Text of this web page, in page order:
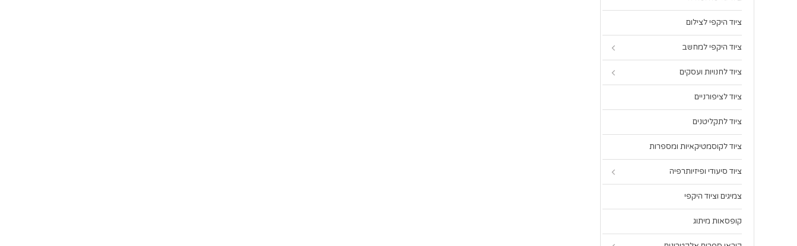
ציוד היקפי לצילום
ציוד היקפי למחשב
ציוד לחנויות ועסקים
ציוד לציפורניים
ציוד לתקליטנים
ציוד לקוסמטיקאיות ומספרות
ציוד סיעודי ופיזיותרפיה
צמיגים וציוד היקפי
קופסאות מיתוג